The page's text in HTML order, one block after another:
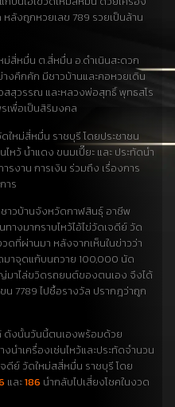
ลังถูกหวยเลข 789 รวยเป็นล้าน
สี่หมื่น ต.สี่หมื่น อ.ดำเนินสะดวก
งคึกคัก มีชาวบ้านและคอหวยเดิน
สสุวรรณ และหลวงพ่อสุทธิ์ พุทธสโร
เพื่อเป็นสิริมงคล
ดใหม่สี่หมื่น ราชบุรี โดยประชาชน
หว้ น้ำแดง ขนมเปี๊ยะ และ ประทัดนำ
รงาน การเงิน ร่วมถึง เรื่องการ
าร
วบ้านจังหวัดกาฬสินธุ์ อาชีพ
างมากราบไหว้ไอ้ไข่วัดเจดีย์ วัด
ดที่ผ่านมา หลังจากเห็นในข่าวว่า
าจุดแก้บนถวาย 100,000 นัด
าไล่ขวิดรถยนต์ของตนเอง จึงได้
น 7789 ไปซื้อรางวัล ปรากฎว่าถูก
ดังนั้นวันนี้ตนเองพร้อมด้วย
นำเครื่องเซ่นไหว้และประทัดจำนวน
ดีย์ วัดใหม่สสี่หมื่น ราชบุรี โดย
และ186 นำกลับไปเสี่ยงโชคในงวด